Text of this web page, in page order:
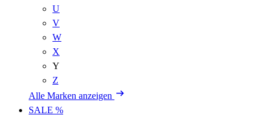
U
V
W
X
Y
Z
Alle Marken anzeigen
SALE %